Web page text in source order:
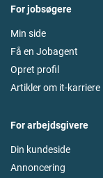
For jobsøgere
Min side
Få en Jobagent
Opret profil
Artikler om it-karriere
For arbejdsgivere
Din kundeside
Annoncering